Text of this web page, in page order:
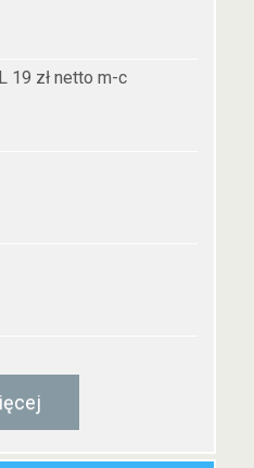
19 zł netto m-c